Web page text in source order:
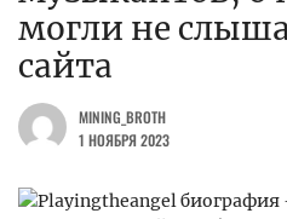
могли не
сайта
MINING_BROTH
1 НОЯБРЯ 2023